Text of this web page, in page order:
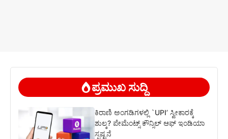
ಪ್ರಮುಖ ಸುದ್ದಿ
ಕಿರಾಣಿ ಅಂಗಡಿಗಳಲ್ಲಿ `UPI’ ಸ್ವೀಕಾರಕ್ಕೆ
ಶುಲ್ಕ? ಪೇಮೆಂಟ್ಸ್ ಕೌನ್ಸಿಲ್ ಆಫ್ ಇಂಡಿಯಾ
ಸ್ಪಷ್ಟನೆ